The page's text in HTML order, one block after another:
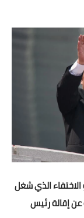
الاختفاء الذي شغل
عن إقالة رئيس